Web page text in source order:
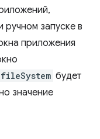
запуске в
приложения
fileSystem будет
значение